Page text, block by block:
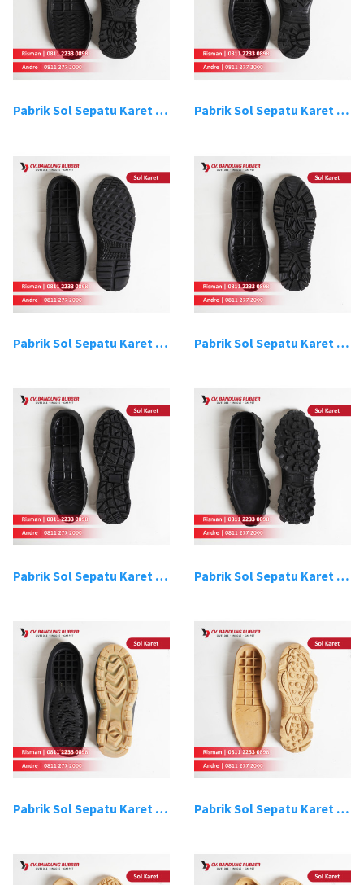
Pabrik Sol Sepatu Karet Bandung 11 Pabrik Sol Sepatu Karet Bandung 12
Pabrik Sol Sepatu Karet Bandung 13 Pabrik Sol Sepatu Karet Bandung 14
Pabrik Sol Sepatu Karet Bandung 15 Pabrik Sol Sepatu Karet Bandung 16
Pabrik Sol Sepatu Karet Bandung 17 Pabrik Sol Sepatu Karet Bandung 18